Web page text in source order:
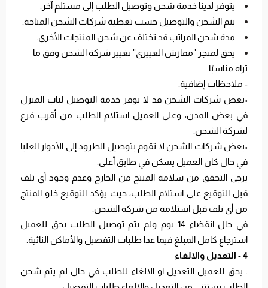
يتوفر لدينا خدمة شحن وتوصيل الطلب إلى مستلم آخر.
يتم الشحن والتوصيل حسب تغطية شركات الشحن المتاحة.
مدة شحن المراتب قد تختلف عن شحن المنتجات الأخرى.
يحق لمتجر "مفارش العييري" تغيير شركة الشحن وفق ما
تراه مناسبًا.
- ملاحظات إضافية:
•بعض شركات الشحن قد لا توفر خدمة التوصيل لباب المنزل
في بعض المدن، وعلى العميل استلام الطلب من أقرب فرع
لشركة الشحن.
•بعض شركات الشحن لا تقوم بتوصيل الطرود إلى الأدوار العليا
في حال كان العميل يسكن في طابق أعلى.
يرجى التحقق من سلامة المنتج من الخارج وعدم وجود أي تلف
قبل التوقيع على استلام الطلب، حيث يؤكد التوقيع خلو المنتج
من أي تلف قبل استلامه من شركة الشحن.
في حال انقضاء 14 يوم ولم يتم توصيل الطلب يحق للعميل
استرجاع كامل المبلغ فيما عدا طلبات التفصيل والأماكن النائية.
4 - التعديل والالغاء
. يحق للعميل التعديل او الالغاء للطلب في حال لم يتم شحن